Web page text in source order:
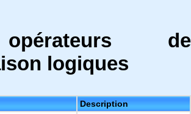
de
logiques
Description